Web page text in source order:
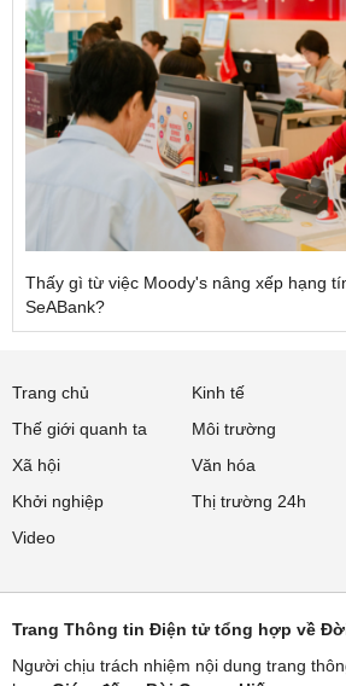
Thấy gì từ việc Moody's nâng xếp hạng
SeABank?
Trang chủ Kinh tế
Thế giới quanh ta
Môi trường
Xã hội
Văn hóa
Khởi nghiệp
Thị trường 24h
Video
Trang Thông tin Điện tử tổng hợp về
Người chịu trách nhiệm nội dung trang